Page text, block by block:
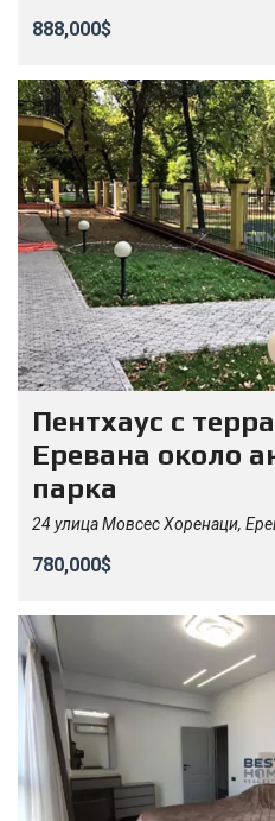
888,000$
Пентхаус с
Еревана около
парка
24 улица Мовсес Хоренаци,
780,000$